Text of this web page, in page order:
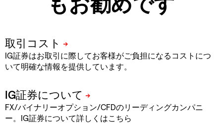
IG証券はお取引に際してお客様がご負担になるコストにつ
いて明確な情報を提供しています。
FX/バイナリーオプション/CFDのリーディングカンパニ
ー。IG証券について詳しくはこちら